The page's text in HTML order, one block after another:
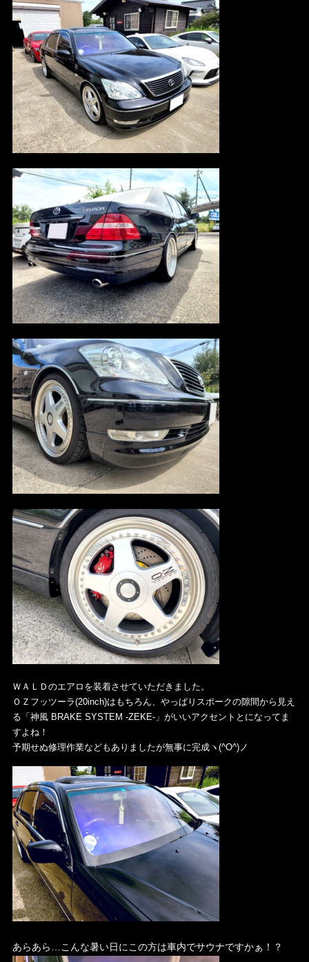
ＷＡＬＤのエアロを装着させていただきました。
ＯＺフッツーラ(20inch)はもちろん、やっぱりスポークの隙間から見え
る「神風 BRAKE SYSTEM -ZEKE-」がいいアクセントとになってま
すよね！
予期せぬ修理作業などもありましたが無事に完成ヽ(^O^)ノ
あらあら…こんな暑い日にこの方は車内でサウナですかぁ！？